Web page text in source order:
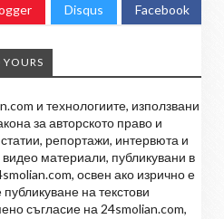
Disqus Facebook
и технологиите, използвани
за авторското право и
репортажи, интервюта и
видео материали, публикувани в
освен ако изрично е
на текстови
съгласие на 24smolian.com,